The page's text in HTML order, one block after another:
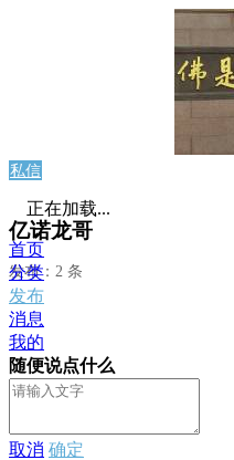
私信
亿诺龙哥
发布：2 条
正在加载...
首页
分类
发布
消息
我的
随便说点什么
取消 确定